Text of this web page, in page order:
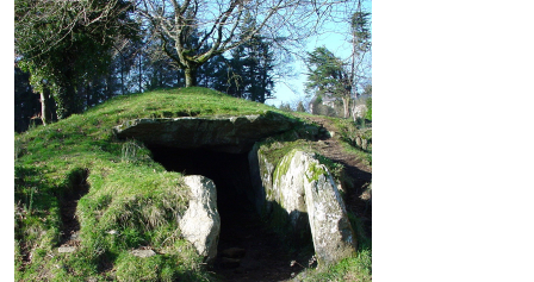
media_galerie_de_photo
Image